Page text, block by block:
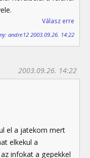
Válasz erre
andre12 2003.09.26. 14:22
2003.09.26. 14:22
el a jatekom mert
elkekul a
infokat a gepekkel